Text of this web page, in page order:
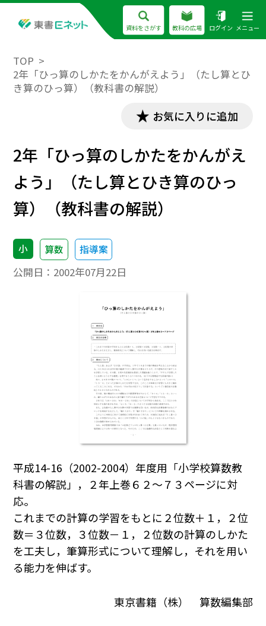
資料をさがす 教科の広場 ログイン メニュー
TOP
2年「ひっ算のしかたをかんがえよう」（たし算とひ
き算のひっ算）（教科書の解説）
お気に入りに追加
2年「ひっ算のしかたをかんがえ
よう」（たし算とひき算のひっ
算）（教科書の解説）
小 算数 指導案
公開日： 2002年07月22日
平成14-16（2002-2004）年度用「小学校算数教
科書の解説」，２年上巻６２～７３ページに対
応。
これまでの計算の学習をもとに２位数＋１，２位
数＝３位数，３位数－１，２位数の計算のしかた
を工夫し，筆算形式について理解し，それを用い
る能力を伸ばす。
東京書籍（株） 算数編集部